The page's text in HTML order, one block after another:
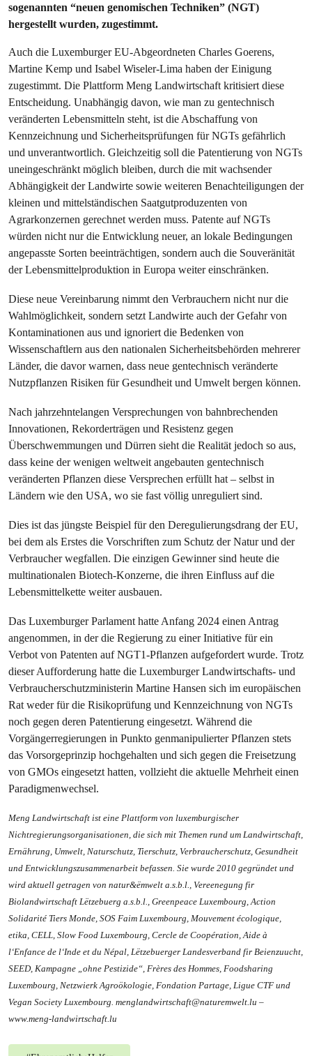
sogenannten “neuen genomischen Techniken” (NGT)
hergestellt wurden, zugestimmt.
Auch die Luxemburger EU-Abgeordneten Charles Goerens,
Martine Kemp und Isabel Wiseler-Lima haben der Einigung
zugestimmt. Die Plattform Meng Landwirtschaft kritisiert diese
Entscheidung. Unabhängig davon, wie man zu gentechnisch
veränderten Lebensmitteln steht, ist die Abschaffung von
Kennzeichnung und Sicherheitsprüfungen für NGTs gefährlich
und unverantwortlich. Gleichzeitig soll die Patentierung von NGTs
uneingeschränkt möglich bleiben, durch die mit wachsender
Abhängigkeit der Landwirte sowie weiteren Benachteiligungen der
kleinen und mittelständischen Saatgutproduzenten von
Agrarkonzernen gerechnet werden muss. Patente auf NGTs
würden nicht nur die Entwicklung neuer, an lokale Bedingungen
angepasste Sorten beeinträchtigen, sondern auch die Souveränität
der Lebensmittelproduktion in Europa weiter einschränken.
Diese neue Vereinbarung nimmt den Verbrauchern nicht nur die
Wahlmöglichkeit, sondern setzt Landwirte auch der Gefahr von
Kontaminationen aus und ignoriert die Bedenken von
Wissenschaftlern aus den nationalen Sicherheitsbehörden mehrerer
Länder, die davor warnen, dass neue gentechnisch veränderte
Nutzpflanzen Risiken für Gesundheit und Umwelt bergen können.
Nach jahrzehntelangen Versprechungen von bahnbrechenden
Innovationen, Rekorderträgen und Resistenz gegen
Überschwemmungen und Dürren sieht die Realität jedoch so aus,
dass keine der wenigen weltweit angebauten gentechnisch
veränderten Pflanzen diese Versprechen erfüllt hat – selbst in
Ländern wie den USA, wo sie fast völlig unreguliert sind.
Dies ist das jüngste Beispiel für den Deregulierungsdrang der EU,
bei dem als Erstes die Vorschriften zum Schutz der Natur und der
Verbraucher wegfallen. Die einzigen Gewinner sind heute die
multinationalen Biotech-Konzerne, die ihren Einfluss auf die
Lebensmittelkette weiter ausbauen.
Das Luxemburger Parlament hatte Anfang 2024 einen Antrag
angenommen, in der die Regierung zu einer Initiative für ein
Verbot von Patenten auf NGT1-Pflanzen aufgefordert wurde. Trotz
dieser Aufforderung hatte die Luxemburger Landwirtschafts- und
Verbraucherschutzministerin Martine Hansen sich im europäischen
Rat weder für die Risikoprüfung und Kennzeichnung von NGTs
noch gegen deren Patentierung eingesetzt. Während die
Vorgängerregierungen in Punkto genmanipulierter Pflanzen stets
das Vorsorgeprinzip hochgehalten und sich gegen die Freisetzung
von GMOs eingesetzt hatten, vollzieht die aktuelle Mehrheit einen
Paradigmenwechsel.
Meng Landwirtschaft ist eine Plattform von luxemburgischer
Nichtregierungsorganisationen, die sich mit Themen rund um Landwirtschaft,
Ernährung, Umwelt, Naturschutz, Tierschutz, Verbraucherschutz, Gesundheit
und Entwicklungszusammenarbeit befassen. Sie wurde 2010 gegründet und
wird aktuell getragen von natur&ëmwelt a.s.b.l., Vereenegung fir
Biolandwirtschaft Lëtzebuerg a.s.b.l., Greenpeace Luxembourg, Action
Solidarité Tiers Monde, SOS Faim Luxembourg, Mouvement écologique,
etika, CELL, Slow Food Luxembourg, Cercle de Coopération, Aide à
l‘Enfance de l‘Inde et du Népal, Lëtzebuerger Landesverband fir Beienzuucht,
SEED, Kampagne „ohne Pestizide“, Frères des Hommes, Foodsharing
Luxembourg, Netzwierk Agroökologie, Fondation Partage, Ligue CTF und
Vegan Society Luxembourg. menglandwirtschaft@naturemwelt.lu –
www.meng-landwirtschaft.lu